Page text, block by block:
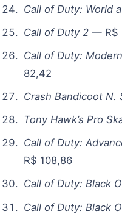
Call of Duty: World
Call of Duty 2— R$
Call of Duty:
82,42
Crash Bandicoot N.
Tony Hawk’s Pro
Call of Duty:
R$ 108,86
Call of Duty: Black
Call of Duty: Black